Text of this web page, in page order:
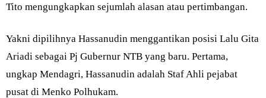
Tito mengungkapkan sejumlah alasan atau pertimbangan.
Yakni dipilihnya Hassanudin menggantikan posisi Lalu Gita
Ariadi sebagai Pj Gubernur NTB yang baru. Pertama,
ungkap Mendagri, Hassanudin adalah Staf Ahli pejabat
pusat di Menko Polhukam.